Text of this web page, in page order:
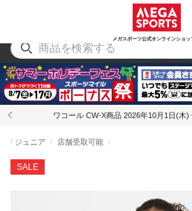
メガスポーツ公式オンラインショッ
アウトドア
ワコール CW-X商品 2026年10月1日(木
SALE
ジュニア 店舗受取可能